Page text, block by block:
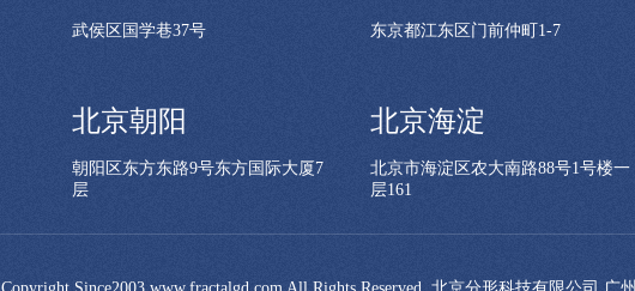
武侯区国学巷37号 东京都江东区门前仲町1-7
北京朝阳
朝阳区东方东路9号东方国际大厦7
层
北京海淀
北京市海淀区农大南路88号1号楼一
层161